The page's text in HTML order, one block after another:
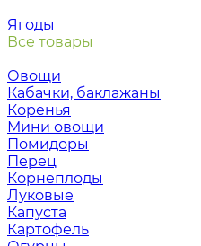
Ягоды
Все товары
Овощи
Кабачки, баклажаны
Коренья
Мини овощи
Помидоры
Перец
Корнеплоды
Луковые
Капуста
Картофель